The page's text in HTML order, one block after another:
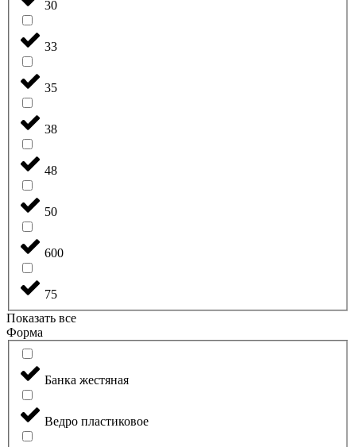
30
33
35
38
48
50
600
75
Показать все
Форма
Банка жестяная
Ведро пластиковое